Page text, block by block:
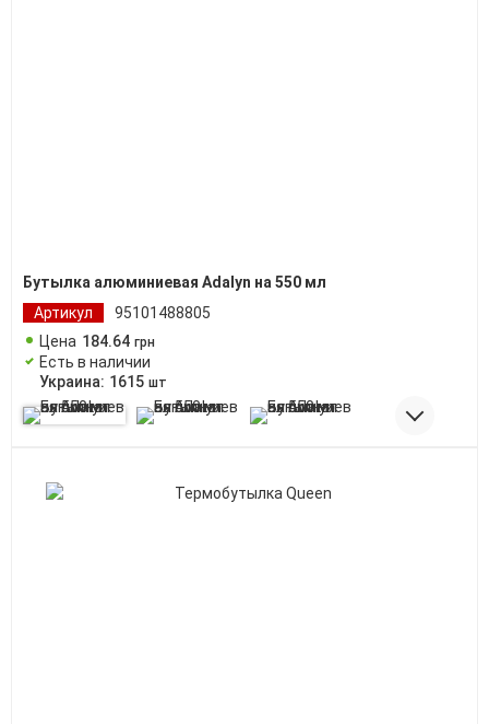
Бутылка алюминиевая Adalyn на 550 мл
Артикул
95101488805
Цена 184.64 грн
Есть в наличии
Украина: 1615 шт